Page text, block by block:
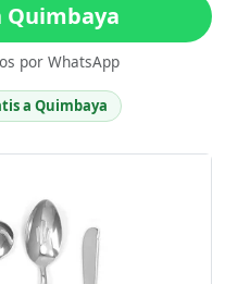
Quimbaya
por WhatsApp
a Quimbaya